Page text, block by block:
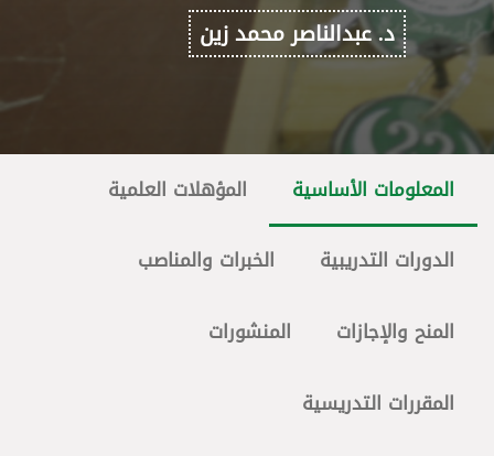
د. عبدالناصر محمد زين
المعلومات الأساسية المؤهلات العلمية
الدورات التدريبية الخبرات والمناصب
المنح والإجازات المنشورات
المقررات التدريسية